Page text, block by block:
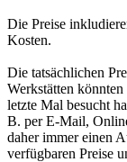
Die Preise
Kosten.
Die tatsächlichen
Werkstätten könnten
letzte Mal besucht
B. per E-Mail,
daher immer einen
verfügbaren Preise